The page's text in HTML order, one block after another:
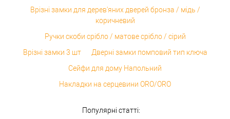
Врізні замки для дерев'яних дверей бронза / мідь /
коричневий
Ручки скоби срібло / матове срібло / сірий
Врізні замки 3 шт
Дверні замки помповий тип ключа
Сейфи для дому Напольний
Накладки на серцевини ORO/ORO
Популярні статті: